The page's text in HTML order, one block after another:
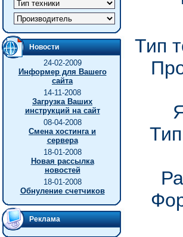
Новости
24-02-2009
Информер для Вашего
сайта
14-11-2008
Загрузка Ваших
инструкций на сайт
08-04-2008
Смена хостинга и
сервера
18-01-2008
Новая рассылка
новостей
18-01-2008
Обнуление счетчиков
Реклама
Тип